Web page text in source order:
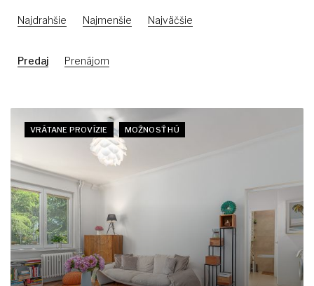
Najdrahšie Najmenšie Najväčšie
Predaj Prenájom
VRÁTANE PROVÍZIE MOŽNOSŤ HÚ